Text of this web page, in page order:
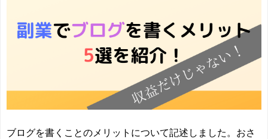
ブログを書くことのメリットについて記述しました。おさ